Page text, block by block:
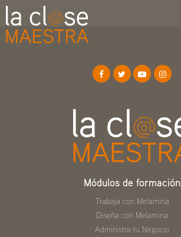
Módulos de formación
Trabaja con Melamina
Diseña con Melamina
Administra tu Negocio